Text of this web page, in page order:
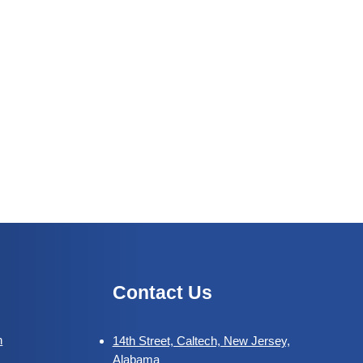
Contact Us
14th Street, Caltech, New Jersey,
Alabama